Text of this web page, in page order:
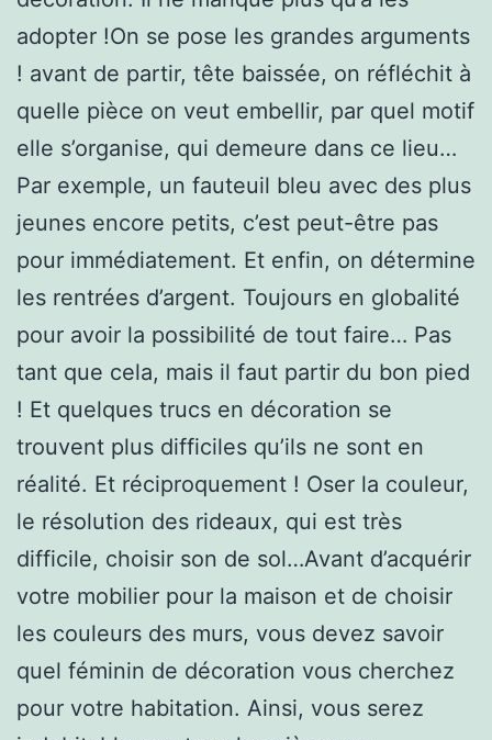
adopter !On se pose les grandes arguments
! avant de partir, tête baissée, on réfléchit à
quelle pièce on veut embellir, par quel motif
elle s’organise, qui demeure dans ce lieu…
Par exemple, un fauteuil bleu avec des plus
jeunes encore petits, c’est peut-être pas
pour immédiatement. Et enfin, on détermine
les rentrées d’argent. Toujours en globalité
pour avoir la possibilité de tout faire… Pas
tant que cela, mais il faut partir du bon pied
! Et quelques trucs en décoration se
trouvent plus difficiles qu’ils ne sont en
réalité. Et réciproquement ! Oser la couleur,
le résolution des rideaux, qui est très
difficile, choisir son de sol…Avant d’acquérir
votre mobilier pour la maison et de choisir
les couleurs des murs, vous devez savoir
quel féminin de décoration vous cherchez
pour votre habitation. Ainsi, vous serez